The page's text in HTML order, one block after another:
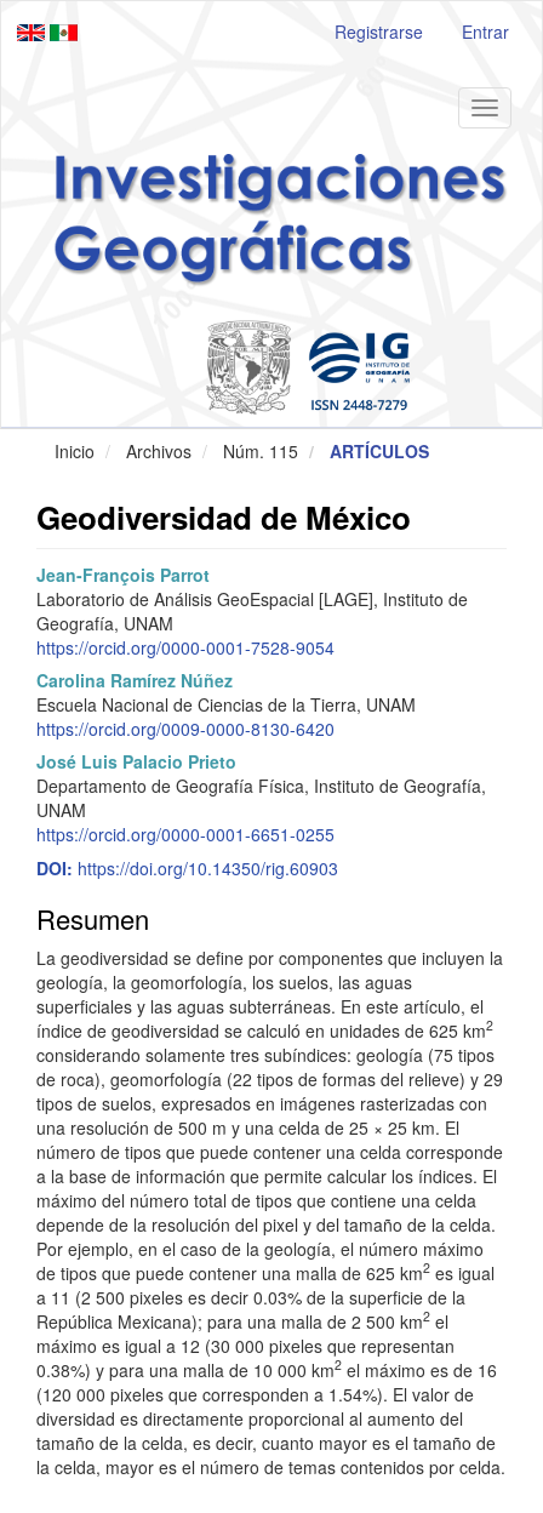
principal
Registrarse Entrar
Toggle
Inicio Archivos Núm. 115 ARTÍCULOS
Geodiversidad de México
Barra
lateral
del
artículo
C
o
n
t
e
n
i
d
o
p
r
i
n
c
i
p
a
l
d
e
l
a
r
Jean-François Parrot
Laboratorio de Análisis GeoEspacial [LAGE], Instituto de
Geografía, UNAM
https://orcid.org/0000-0001-7528-9054
Carolina Ramírez Núñez
Escuela Nacional de Ciencias de la Tierra, UNAM
https://orcid.org/0009-0000-8130-6420
José Luis Palacio Prieto
Departamento de Geografía Física, Instituto de Geografía,
UNAM
https://orcid.org/0000-0001-6651-0255
DOI: https://doi.org/10.14350/rig.60903
Resumen
La geodiversidad se define por componentes que incluyen la
geología, la geomorfología, los suelos, las aguas
superficiales y las aguas subterráneas. En este artículo, el
índice de geodiversidad se calculó en unidades de 625 km2
considerando solamente tres subíndices: geología (75 tipos
de roca), geomorfología (22 tipos de formas del relieve) y 29
tipos de suelos, expresados en imágenes rasterizadas con
una resolución de 500 m y una celda de 25 × 25 km. El
número de tipos que puede contener una celda corresponde
a la base de información que permite calcular los índices. El
máximo del número total de tipos que contiene una celda
depende de la resolución del pixel y del tamaño de la celda.
Por ejemplo, en el caso de la geología, el número máximo
de tipos que puede contener una malla de 625 km2 es igual
a 11 (2 500 pixeles es decir 0.03% de la superficie de la
República Mexicana); para una malla de 2 500 km2 el
máximo es igual a 12 (30 000 pixeles que representan
0.38%) y para una malla de 10 000 km2 el máximo es de 16
(120 000 pixeles que corresponden a 1.54%). El valor de
diversidad es directamente proporcional al aumento del
tamaño de la celda, es decir, cuanto mayor es el tamaño de
la celda, mayor es el número de temas contenidos por celda.